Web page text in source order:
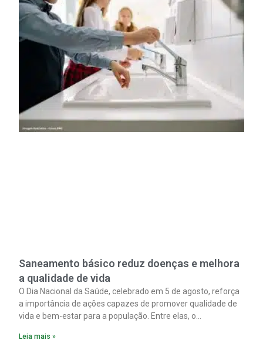
Saneamento básico reduz doenças e melhora
a qualidade de vida
O Dia Nacional da Saúde, celebrado em 5 de agosto, reforça
a importância de ações capazes de promover qualidade de
vida e bem-estar para a população. Entre elas, o
Leia mais »